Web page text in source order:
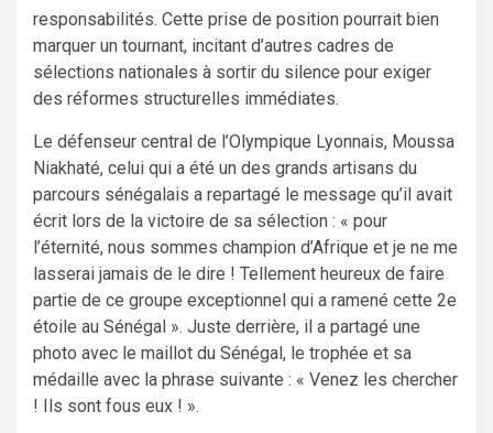
responsabilités. Cette prise de position pourrait bien
marquer un tournant, incitant d’autres cadres de
sélections nationales à sortir du silence pour exiger
des réformes structurelles immédiates.
Le défenseur central de l’Olympique Lyonnais, Moussa
Niakhaté, celui qui a été un des grands artisans du
parcours sénégalais a repartagé le message qu’il avait
écrit lors de la victoire de sa sélection : « pour
l’éternité, nous sommes champion d’Afrique et je ne me
lasserai jamais de le dire ! Tellement heureux de faire
partie de ce groupe exceptionnel qui a ramené cette 2e
étoile au Sénégal ». Juste derrière, il a partagé une
photo avec le maillot du Sénégal, le trophée et sa
médaille avec la phrase suivante : « Venez les chercher
! Ils sont fous eux ! ».